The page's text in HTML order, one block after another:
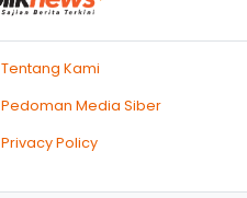
Tentang Kami
Pedoman Media Siber
Privacy Policy